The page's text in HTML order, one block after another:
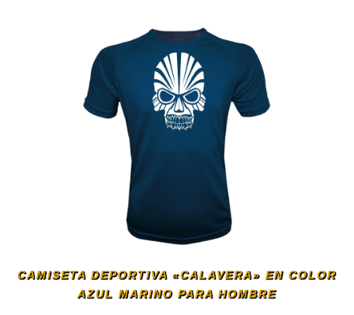
la
página
de
producto
producto
tiene
múltiples
variantes.
Las
opciones
se
CAMISETA DEPORTIVA «CALAVERA» EN COLOR
AZUL MARINO PARA HOMBRE